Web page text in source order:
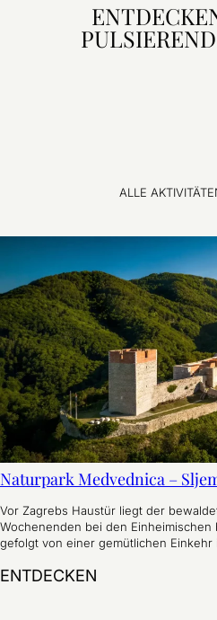
ALLE
Naturpark Medvednica –
Vor Zagrebs Haustür liegt der
Wochenenden bei den
gefolgt von einer gemütlichen Einkehr
ENTDECKEN